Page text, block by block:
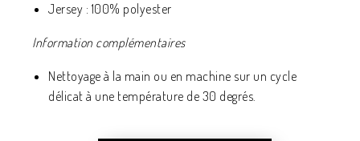
Jersey : 100% polyester
Information complémentaires
Nettoyage à la main ou en machine sur un cycle
délicat à une température de 30 degrés.